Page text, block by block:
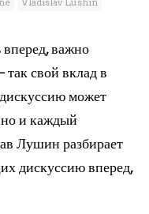
вперед, важно
так свой вклад в
может
но и каждый
Лушин разбирает
дискуссию вперед,